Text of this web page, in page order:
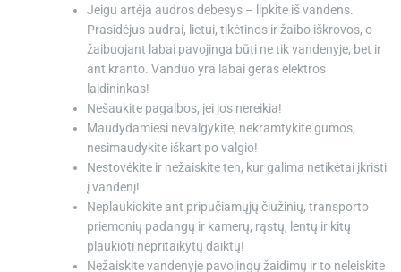
Jeigu artėja audros debesys – lipkite iš vandens.
Prasidėjus audrai, lietui, tikėtinos ir žaibo iškrovos, o
žaibuojant labai pavojinga būti ne tik vandenyje, bet ir
ant kranto. Vanduo yra labai geras elektros
laidininkas!
Nešaukite pagalbos, jei jos nereikia!
Maudydamiesi nevalgykite, nekramtykite gumos,
nesimaudykite iškart po valgio!
Nestovėkite ir nežaiskite ten, kur galima netikėtai įkristi
į vandenį!
Neplaukiokite ant pripučiamųjų čiužinių, transporto
priemonių padangų ir kamerų, rąstų, lentų ir kitų
plaukioti nepritaikytų daiktų!
Nežaiskite vandenyje pavojingų žaidimų ir to neleiskite